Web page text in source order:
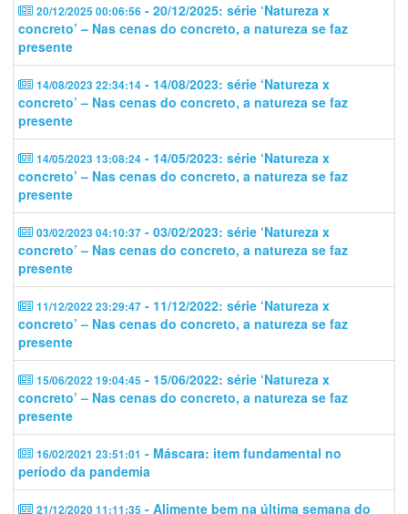
20/12/2025 00:06:56 - 20/12/2025: série ‘Natureza x
concreto’ – Nas cenas do concreto, a natureza se faz
presente
14/08/2023 22:34:14 - 14/08/2023: série ‘Natureza x
concreto’ – Nas cenas do concreto, a natureza se faz
presente
14/05/2023 13:08:24 - 14/05/2023: série ‘Natureza x
concreto’ – Nas cenas do concreto, a natureza se faz
presente
03/02/2023 04:10:37 - 03/02/2023: série ‘Natureza x
concreto’ – Nas cenas do concreto, a natureza se faz
presente
11/12/2022 23:29:47 - 11/12/2022: série ‘Natureza x
concreto’ – Nas cenas do concreto, a natureza se faz
presente
15/06/2022 19:04:45 - 15/06/2022: série ‘Natureza x
concreto’ – Nas cenas do concreto, a natureza se faz
presente
16/02/2021 23:51:01 - Máscara: item fundamental no
período da pandemia
21/12/2020 11:11:35 - Alimente bem na última semana do